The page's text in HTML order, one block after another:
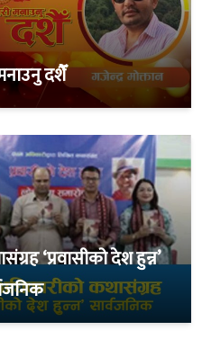
दशैँ
‘प्रवासीको देश हुन्न’